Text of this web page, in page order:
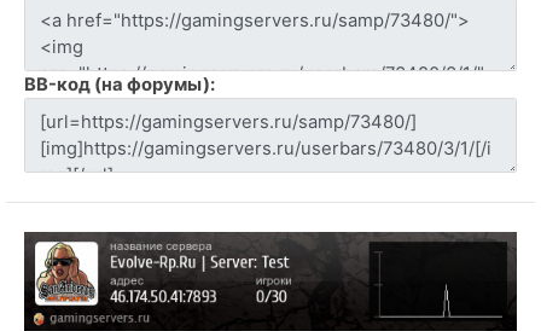
BB-код (на форумы):